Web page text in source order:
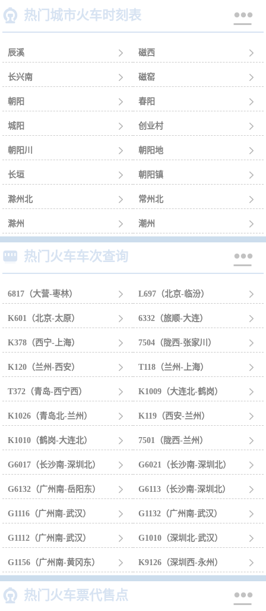
 热门城市火车时刻表 
辰溪  磁西 
长兴南  磁窑 
朝阳  春阳 
城阳  创业村 
朝阳川  朝阳地 
长垣  朝阳镇 
滁州北  常州北 
滁州  潮州 
 热门火车车次查询 
6817（大营-枣林）  L697（北京-临汾） 
K601（北京-太原）  6332（旅顺-大连） 
K378（西宁-上海）  7504（陇西-张家川） 
K120（兰州-西安）  T118（兰州-上海） 
T372（青岛-西宁西）  K1009（大连北-鹤岗） 
K1026（青岛北-兰州）  K119（西安-兰州） 
K1010（鹤岗-大连北）  7501（陇西-兰州） 
G6017（长沙南-深圳北）  G6021（长沙南-深圳北） 
G6132（广州南-岳阳东）  G6113（长沙南-深圳北） 
G1116（广州南-武汉）  G1132（广州南-武汉） 
G1112（广州南-武汉）  G1010（深圳北-武汉） 
G1156（广州南-黄冈东）  K9126（深圳西-永州） 
 热门火车票代售点 